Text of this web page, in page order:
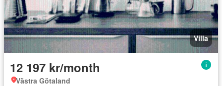
Villa
12 197 kr/month
Västra Götaland